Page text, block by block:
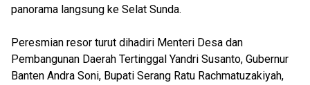
panorama langsung ke Selat Sunda.
Peresmian resor turut dihadiri Menteri Desa dan
Pembangunan Daerah Tertinggal Yandri Susanto, Gubernur
Banten Andra Soni, Bupati Serang Ratu Rachmatuzakiyah,